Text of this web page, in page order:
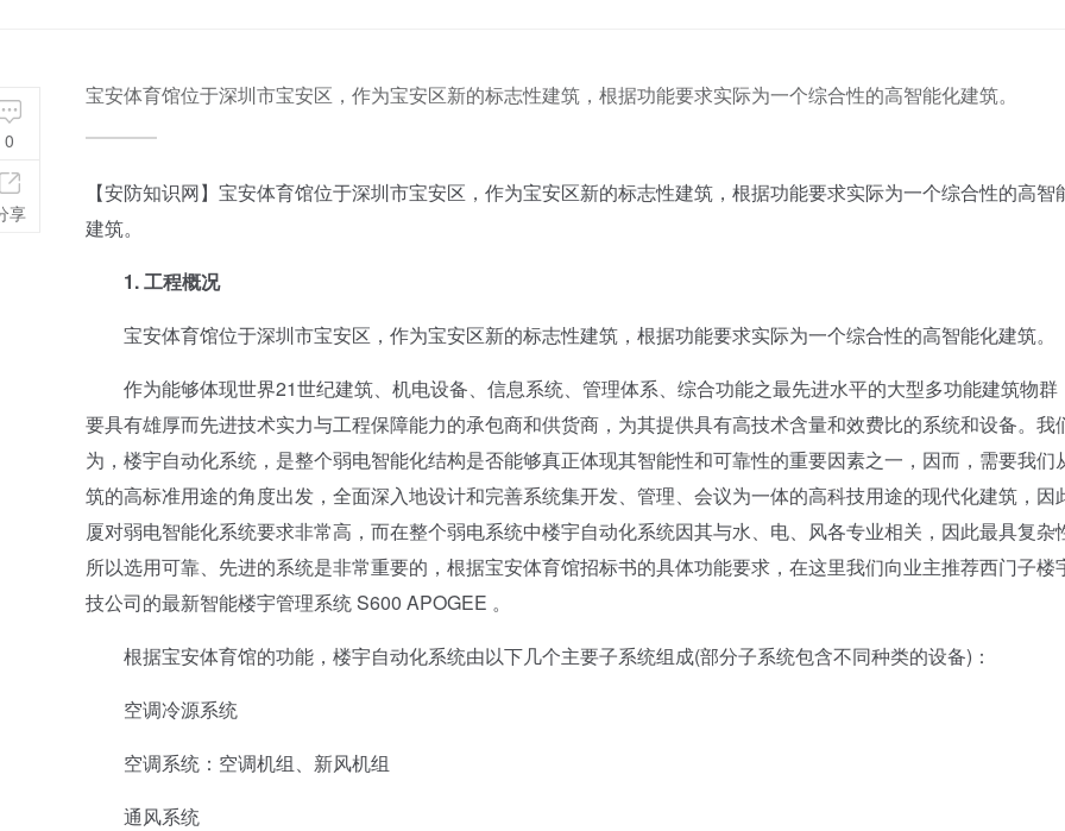
宝安体育馆位于深圳市宝安区，作为宝安区新的标志性建筑，根据功能要求实际为一个综合性的高智能化建筑。
【安防知识网】宝安体育馆位于深圳市宝安区，作为宝安区新的标志性建筑，根据功能要求实际为一个综合性的高智
建筑。
1. 工程概况
宝安体育馆位于深圳市宝安区，作为宝安区新的标志性建筑，根据功能要求实际为一个综合性的高智能化建筑。
作为能够体现世界21世纪建筑、机电设备、信息系统、管理体系、综合功能之最先进水平的大型多功能建筑物群
要具有雄厚而先进技术实力与工程保障能力的承包商和供货商，为其提供具有高技术含量和效费比的系统和设备。我
为，楼宇自动化系统，是整个弱电智能化结构是否能够真正体现其智能性和可靠性的重要因素之一，因而，需要我们
筑的高标准用途的角度出发，全面深入地设计和完善系统集开发、管理、会议为一体的高科技用途的现代化建筑，因
厦对弱电智能化系统要求非常高，而在整个弱电系统中楼宇自动化系统因其与水、电、风各专业相关，因此最具复杂
所以选用可靠、先进的系统是非常重要的，根据宝安体育馆招标书的具体功能要求，在这里我们向业主推荐西门子楼
技公司的最新智能楼宇管理系统 S600 APOGEE 。
根据宝安体育馆的功能，楼宇自动化系统由以下几个主要子系统组成(部分子系统包含不同种类的设备)：
空调冷源系统
空调系统：空调机组、新风机组
通风系统
0
享